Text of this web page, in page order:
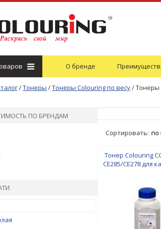
О бренде
/Тонеры /Тонеры Colouring по весу/Тонеры
ПО БРЕНДАМ
Сортировать: по
Тонер Colouring
CE285/CE278 для